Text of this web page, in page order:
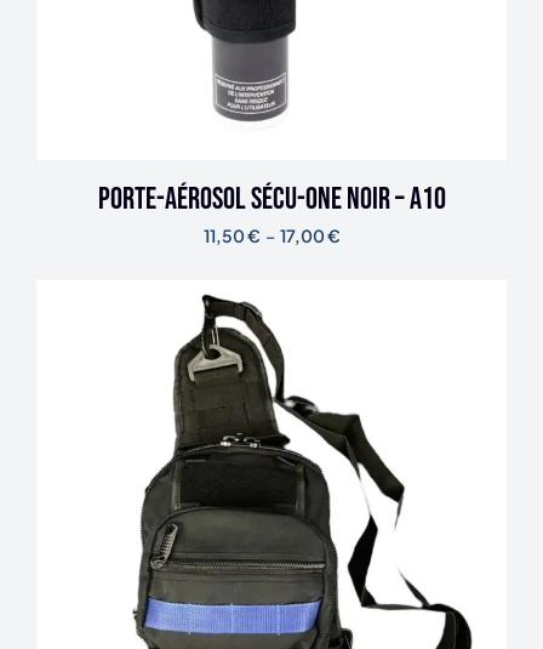
Porte-aérosol SÉCU-ONE noir – A10
11,50€ – 17,00€